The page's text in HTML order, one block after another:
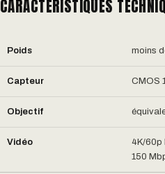
CARACTÉRISTIQUES
Poids moins
Capteur CMOS
Objectif
Vidéo
4K/60p
150